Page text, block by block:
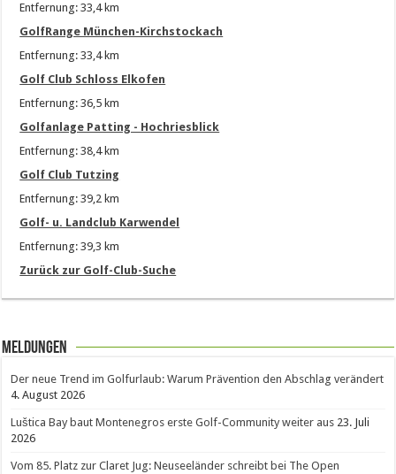
Entfernung: 33,4 km
GolfRange München-Kirchstockach
Entfernung: 33,4 km
Golf Club Schloss Elkofen
Entfernung: 36,5 km
Golfanlage Patting - Hochriesblick
Entfernung: 38,4 km
Golf Club Tutzing
Entfernung: 39,2 km
Golf- u. Landclub Karwendel
Entfernung: 39,3 km
Zurück zur Golf-Club-Suche
Meldungen
Der neue Trend im Golfurlaub: Warum Prävention den Abschlag verändert
4. August 2026
Luštica Bay baut Montenegros erste Golf-Community weiter aus 23. Juli
2026
Vom 85. Platz zur Claret Jug: Neuseeländer schreibt bei The Open